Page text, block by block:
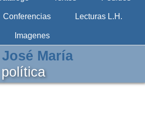
Conferencias Lecturas L.H.
Imagenes
María